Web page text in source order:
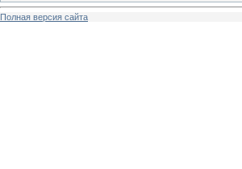
Полная версия сайта